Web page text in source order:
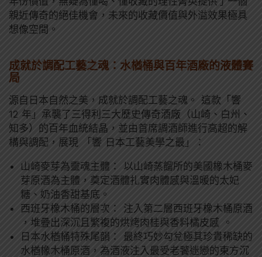
親近傳奇的絕佳機會，未來的收藏價值與外溢效果極具
想像空間。
成就於調配工藝之魂：水楢桶與百年酒廠的液體賽
局
源自日本自然之美，成就於調配工藝之魂。 這款「響
12 年」承襲了三得利三大歷史傳奇酒廠（山崎、白州、
知多）的百年血統結晶，並由首席調酒師進行高超的解
構與調配，展現 「響 日本工藝美學之最」：
山崎麥芽為靈魂主體： 以山崎蒸餾所的美國橡木桶麥
芽原酒為主體，奠定酒體扎實肉體感與溫暖的太妃
糖、奶油香甜基底。
西班牙橡木桶的層次： 注入第二層西班牙橡木桶原酒
，堆疊出深沉且繁複的烘烤肉桂與香料橘皮感 。
日本水楢桶特殊尾韻： 最終巧妙勾兌極其珍貴稀缺的
水楢橡木桶原酒，為酒液注入最受老饕迷戀的東方沉